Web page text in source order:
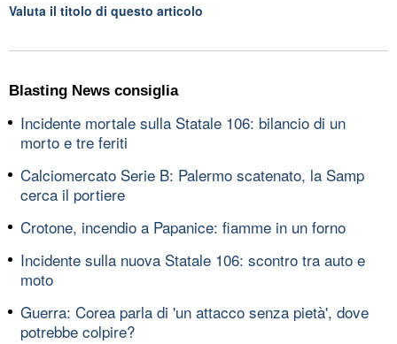
Valuta il titolo di questo articolo
Blasting News consiglia
Incidente mortale sulla Statale 106: bilancio di un
morto e tre feriti
Calciomercato Serie B: Palermo scatenato, la Samp
cerca il portiere
Crotone, incendio a Papanice: fiamme in un forno
Incidente sulla nuova Statale 106: scontro tra auto e
moto
Guerra: Corea parla di 'un attacco senza pietà', dove
potrebbe colpire?